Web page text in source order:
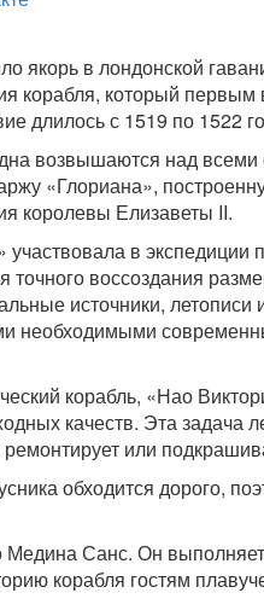
якорь в лондонской
корабля, который
длилось с 1519 по 1522
возвышаются над
«Глориана»,
королевы Елизаветы II.
в экспедиции
воссоздания
источники,
необходимыми
корабль, «Нао
качеств. Эта задача
или
обходится дорого,
Санс. Он
корабля гостям